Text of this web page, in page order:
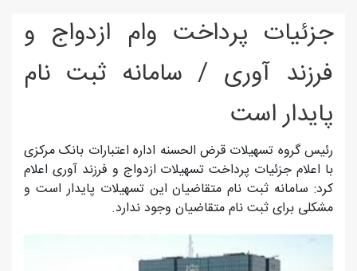
جزئیات پرداخت وام ازدواج و
فرزند آوری / سامانه ثبت نام
پایدار است
رئیس گروه تسهیلات قرض الحسنه اداره اعتبارات بانک مرکزی
با اعلام جزئیات پرداخت تسهیلات ازدواج و فرزند آوری اعلام
کرد: سامانه ثبت نام متقاضیان این تسهیلات پایدار است و
مشکلی برای ثبت نام متقاضیان وجود ندارد.